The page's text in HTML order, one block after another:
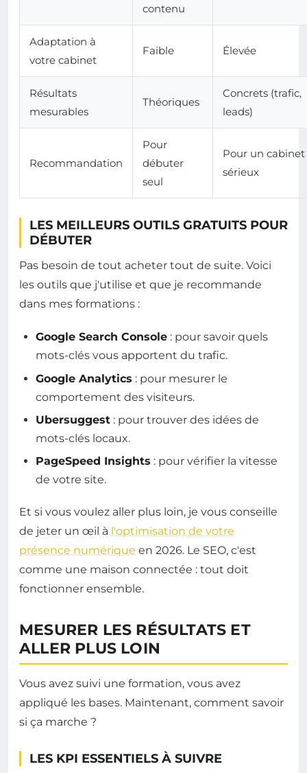
contenu
Adaptation à
votre cabinet
Faible Élevée
Résultats
mesurables
Théoriques
Concrets (trafic,
leads)
Recommandation
Pour
débuter
seul
Pour un cabinet
sérieux
LES MEILLEURS OUTILS GRATUITS POUR
DÉBUTER
Pas besoin de tout acheter tout de suite. Voici
les outils que j'utilise et que je recommande
dans mes formations :
Google Search Console : pour savoir quels
mots-clés vous apportent du trafic.
Google Analytics : pour mesurer le
comportement des visiteurs.
Ubersuggest : pour trouver des idées de
mots-clés locaux.
PageSpeed Insights : pour vérifier la vitesse
de votre site.
Et si vous voulez aller plus loin, je vous conseille
de jeter un œil à l'optimisation de votre
présence numérique en 2026. Le SEO, c'est
comme une maison connectée : tout doit
fonctionner ensemble.
MESURER LES RÉSULTATS ET
ALLER PLUS LOIN
Vous avez suivi une formation, vous avez
appliqué les bases. Maintenant, comment savoir
si ça marche ?
LES KPI ESSENTIELS À SUIVRE